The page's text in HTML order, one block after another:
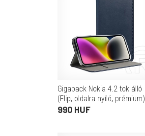
Gigapack Nokia 4.2 tok álló
(Flip, oldalra nyíló, prémium)
sötétkék
990 HUF